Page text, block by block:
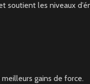
soutient les niveaux
gains de force.